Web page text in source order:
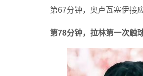
第67分钟，奥卢瓦塞伊接
第78分钟，拉林第一次触